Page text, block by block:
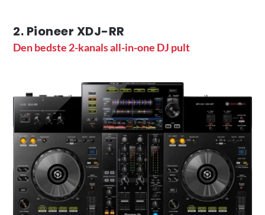
2. Pioneer XDJ-RR
Den bedste 2-kanals all-in-one DJ pult